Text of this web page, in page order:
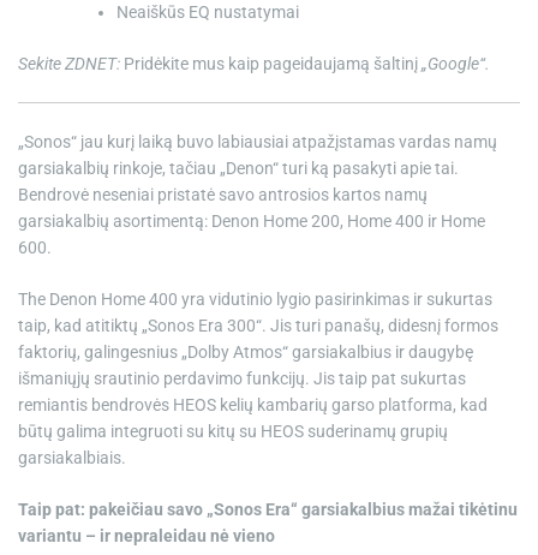
Neaiškūs EQ nustatymai
Sekite ZDNET: Pridėkite mus kaip pageidaujamą šaltinį„Google“.
„Sonos“ jau kurį laiką buvo labiausiai atpažįstamas vardas namų
garsiakalbių rinkoje, tačiau „Denon“ turi ką pasakyti apie tai.
Bendrovė neseniai pristatė savo antrosios kartos namų
garsiakalbių asortimentą: Denon Home 200, Home 400 ir Home
600.
The Denon Home 400 yra vidutinio lygio pasirinkimas ir sukurtas
taip, kad atitiktų „Sonos Era 300“. Jis turi panašų, didesnį formos
faktorių, galingesnius „Dolby Atmos“ garsiakalbius ir daugybę
išmaniųjų srautinio perdavimo funkcijų. Jis taip pat sukurtas
remiantis bendrovės HEOS kelių kambarių garso platforma, kad
būtų galima integruoti su kitų su HEOS suderinamų grupių
garsiakalbiais.
Taip pat: pakeičiau savo „Sonos Era“ garsiakalbius mažai tikėtinu
variantu – ir nepraleidau nė vieno